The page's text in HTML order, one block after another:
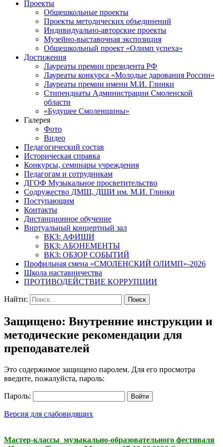
Проекты
Общешкольные проекты
Проекты методических объединений
Индивидуально-авторские проекты
Музейно-выставочная экспозиция
Общешкольный проект «Олимп успеха»
Достижения
Лауреаты премии президента РФ
Лауреаты конкурса «Молодые дарования России»
Лауреаты премии имени М.И. Глинки
Стипендиаты Администрации Смоленской
области
«Будущее Смоленщины»
Галерея
Фото
Видео
Педагогический состав
Историческая справка
Конкурсы, семинары учреждения
Педагогам и сотрудникам
ДГОФ Музыкальное просветительство
Содружество ДМШ, ДШИ им. М.И. Глинки
Поступающим
Контакты
Дистанционное обучение
Виртуальный концертный зал
ВКЗ: АФИШИ
ВКЗ: АБОНЕМЕНТЫ
ВКЗ: ОБЗОР СОБЫТИЙ
Профильная смена «СМОЛЕНСКИЙ ОЛИМП»-2026
Школа наставничества
ПРОТИВОДЕЙСТВИЕ КОРРУПЦИИ
Найти:
Защищено: Внутренние инструкции и
методические рекомендации для
преподавателей
Это содержимое защищено паролем. Для его просмотра
введите, пожалуйста, пароль:
Пароль:
Версия для слабовидящих
Мастер-классы музыкально-образовательного фестиваля